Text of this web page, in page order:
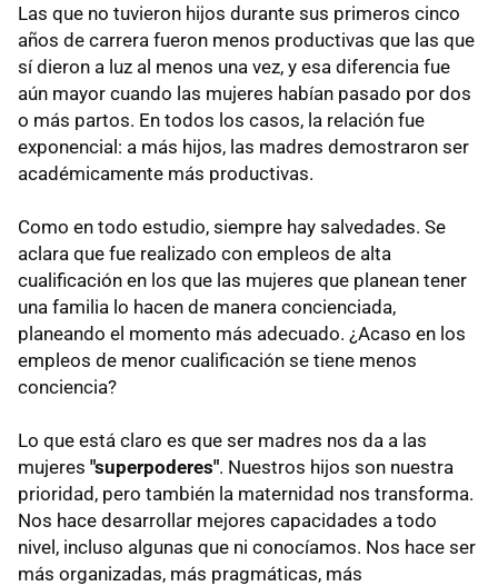
Las que no tuvieron hijos durante sus primeros cinco
años de carrera fueron menos productivas que las que
sí dieron a luz al menos una vez, y esa diferencia fue
aún mayor cuando las mujeres habían pasado por dos
o más partos. En todos los casos, la relación fue
exponencial: a más hijos, las madres demostraron ser
académicamente más productivas.
Como en todo estudio, siempre hay salvedades. Se
aclara que fue realizado con empleos de alta
cualificación en los que las mujeres que planean tener
una familia lo hacen de manera concienciada,
planeando el momento más adecuado. ¿Acaso en los
empleos de menor cualificación se tiene menos
conciencia?
Lo que está claro es que ser madres nos da a las
mujeres "superpoderes". Nuestros hijos son nuestra
prioridad, pero también la maternidad nos transforma.
Nos hace desarrollar mejores capacidades a todo
nivel, incluso algunas que ni conocíamos. Nos hace ser
más organizadas, más pragmáticas, más